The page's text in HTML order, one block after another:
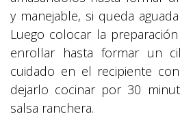
y manejable, si queda
Luego colocar la
enrollar hasta formar un
cuidado en el recipiente
dejarlo cocinar por 30
salsa ranchera.